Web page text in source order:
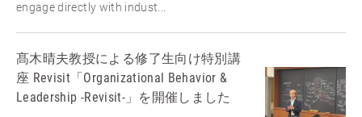
engage directly with indust...
髙木晴夫教授による修了生向け特別講
座 Revisit「Organizational Behavior &
Leadership -Revisit-」を開催しました